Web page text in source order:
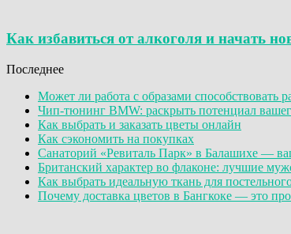
Как избавиться от алкоголя и начать
Последнее
Может ли работа с образами способствовать
Чип-тюнинг BMW: раскрыть потенциал
Как выбрать и заказать цветы онлайн
Как сэкономить на покупках
Санаторий «Ревиталь Парк» в Балашихе —
Британский характер во флаконе: лучшие
Как выбрать идеальную ткань для
Почему доставка цветов в Бангкоке — это